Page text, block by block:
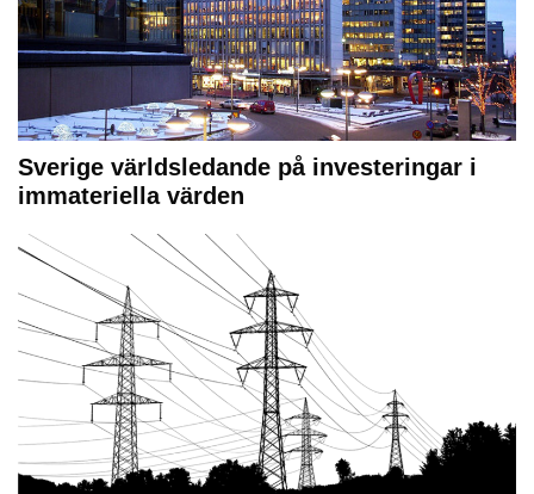
Sverige världsledande på investeringar i
immateriella värden